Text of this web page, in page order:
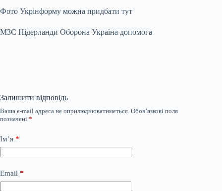
Фото Укрінформу можна придбати тут
МЗС Нідерланди Оборона Україна допомога
Залишити відповідь
Ваша e-mail адреса не оприлюднюватиметься. Обов’язкові поля
позначені *
Ім’я *
Email *